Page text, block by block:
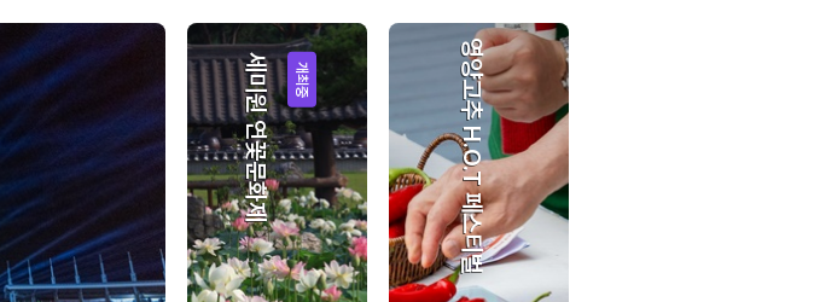
선
택
개최중
세미원 연꽃문화제 영양고추 H.O.T 페스티벌